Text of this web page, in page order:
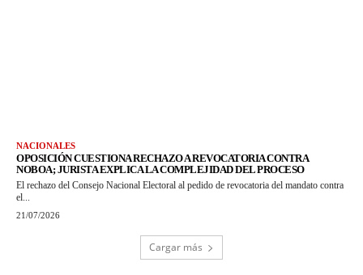
NACIONALES
OPOSICIÓN CUESTIONA RECHAZO A REVOCATORIA CONTRA
NOBOA; JURISTA EXPLICA LA COMPLEJIDAD DEL PROCESO
El rechazo del Consejo Nacional Electoral al pedido de revocatoria del mandato contra
el...
21/07/2026
Cargar más